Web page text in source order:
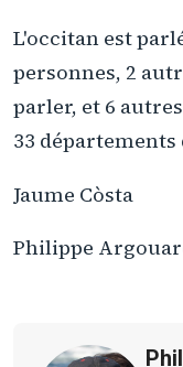
L'occitan est
personnes, 2
parler, et 6
33
Jaume Còsta
Philippe